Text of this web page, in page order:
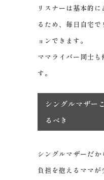
リスナーは基本的
るため、毎日自宅
ョンできます。
ママライバー同士
す。
シングルマザー
るべき
シングルマザーだか
負担を抱えるママが